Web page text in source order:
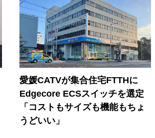
愛媛CATVが集合住宅FTTHに
Edgecore ECSスイッチを選定
「コストもサイズも機能もちょ
うどいい」